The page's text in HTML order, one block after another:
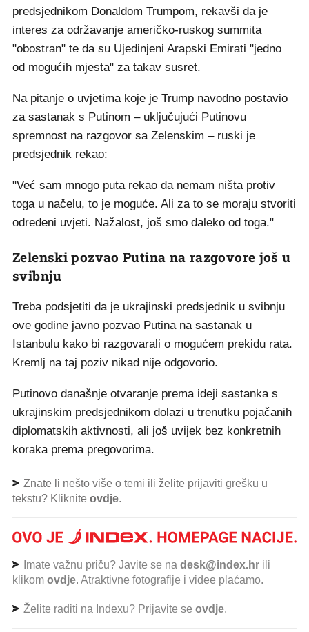
predsjednikom Donaldom Trumpom, rekavši da je
interes za održavanje američko-ruskog summita
"obostran" te da su Ujedinjeni Arapski Emirati "jedno
od mogućih mjesta" za takav susret.
Na pitanje o uvjetima koje je Trump navodno postavio
za sastanak s Putinom – uključujući Putinovu
spremnost na razgovor sa Zelenskim – ruski je
predsjednik rekao:
"Već sam mnogo puta rekao da nemam ništa protiv
toga u načelu, to je moguće. Ali za to se moraju stvoriti
određeni uvjeti. Nažalost, još smo daleko od toga."
Zelenski pozvao Putina na razgovore još u
svibnju
Treba podsjetiti da je ukrajinski predsjednik u svibnju
ove godine javno pozvao Putina na sastanak u
Istanbulu kako bi razgovarali o mogućem prekidu rata.
Kremlj na taj poziv nikad nije odgovorio.
Putinovo današnje otvaranje prema ideji sastanka s
ukrajinskim predsjednikom dolazi u trenutku pojačanih
diplomatskih aktivnosti, ali još uvijek bez konkretnih
koraka prema pregovorima.
Znate li nešto više o temi ili želite prijaviti grešku u
tekstu? Kliknite ovdje.
Imate važnu priču? Javite se na desk@index.hr ili
klikom ovdje. Atraktivne fotografije i videe plaćamo.
Želite raditi na Indexu? Prijavite se ovdje.